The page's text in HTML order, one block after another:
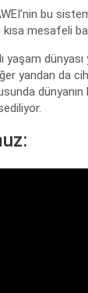
bu
mesafeli
yandan da